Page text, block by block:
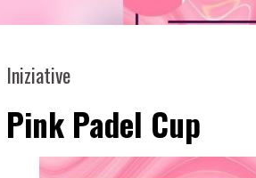
Iniziative
Pink Padel Cup